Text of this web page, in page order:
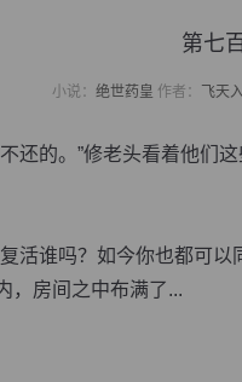
第七
小说： 绝世药皇 作者： 飞天
的。”修老头看着他们
谁吗？如今你也都可以
，房间之中布满了...